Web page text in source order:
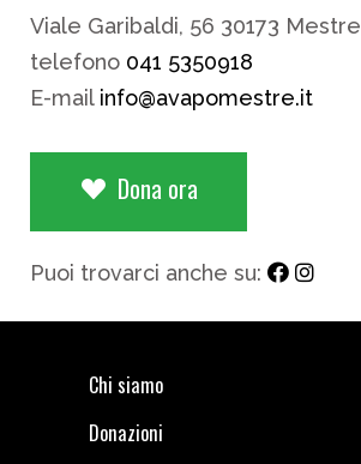
Viale Garibaldi, 56 30173 Mestre
telefono 041 5350918
E-mail info@avapomestre.it
Dona ora
Puoi trovarci anche su:
Chi siamo
Donazioni